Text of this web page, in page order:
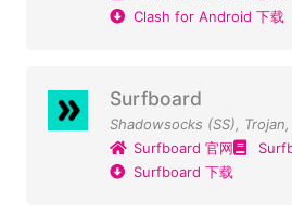
Clash for Android 下载
Surfboard
Shadowsocks (SS), Trojan,
Surfboard 官网
Surfboard 下载